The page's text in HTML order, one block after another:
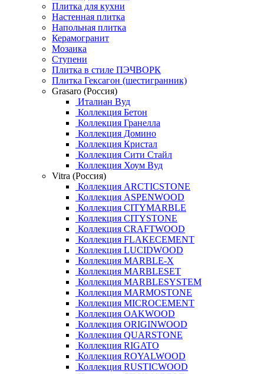
Плитка для кухни
Настенная плитка
Напольная плитка
Керамогранит
Мозаика
Ступени
Плитка в стиле ПЭЧВОРК
Плитка Гексагон (шестигранник)
Grasaro (Россия)
Италиан Вуд
Коллекция Бетон
Коллекция Гранелла
Коллекция Домино
Коллекция Кристал
Коллекция Сити Стайл
Коллекция Хоум Вуд
Vitra (Россия)
Коллекция ARCTICSTONE
Коллекция ASPENWOOD
Коллекция CITYMARBLE
Коллекция CITYSTONE
Коллекция CRAFTWOOD
Коллекция FLAKECEMENT
Коллекция LUCIDWOOD
Коллекция MARBLE-X
Коллекция MARBLESET
Коллекция MARBLESYSTEM
Коллекция MARMOSTONE
Коллекция MICROCEMENT
Коллекция OAKWOOD
Коллекция ORIGINWOOD
Коллекция QUARSTONE
Коллекция RIGATO
Коллекция ROYALWOOD
Коллекция RUSTICWOOD